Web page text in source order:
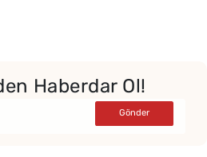
Haberdar Ol!